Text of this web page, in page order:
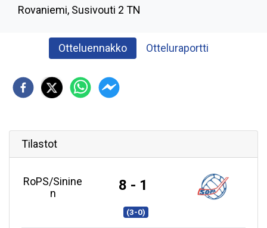
Rovaniemi, Susivouti 2 TN
Otteluennakko Otteluraportti
Tilastot
RoPS/Sinine
n
8 - 1
(3-0)